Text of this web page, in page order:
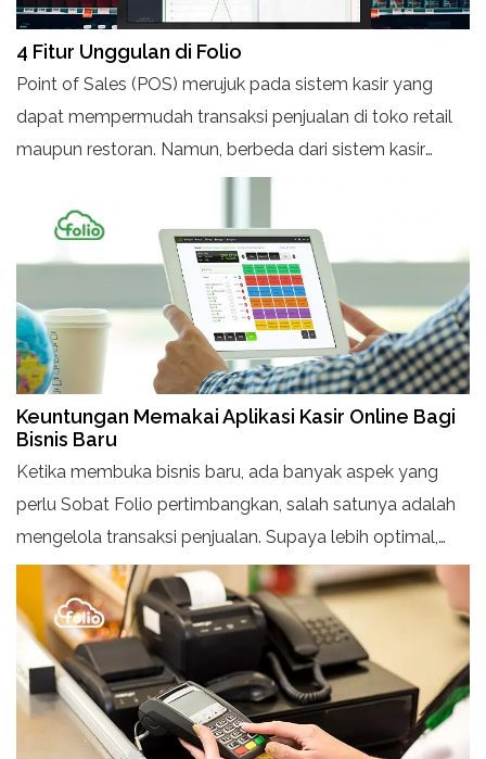
4 Fitur Unggulan di Folio
Point of Sales (POS) merujuk pada sistem kasir yang
dapat mempermudah transaksi penjualan di toko retail
maupun restoran. Namun, berbeda dari sistem kasir
konvensional, FOLIO bisa langsung diakses melalui
browser seperti Chrome atau Safari untuk
mempermudah dan mempercepat pengelolaan
transaksi. Jadi para pengguna tidak perlu ribet install ke
dalam perangkat pengguna.
Keuntungan Memakai Aplikasi Kasir Online Bagi
Bisnis Baru
Ketika membuka bisnis baru, ada banyak aspek yang
perlu Sobat Folio pertimbangkan, salah satunya adalah
mengelola transaksi penjualan. Supaya lebih optimal,
Sobat Folio bisa memakai aplikasi kasir online atau
program Point of Sales (POS).